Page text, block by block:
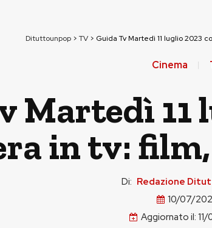
Dituttounpop> TV> Guida Tv Martedì 11 luglio 2023
Cinema
Martedì 11
in tv:
Di: Redazione
10/07/
Aggiornato il: